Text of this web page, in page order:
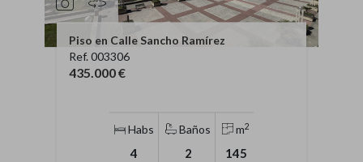
Piso en Calle Sancho Ramírez
Ref. 003306
435.000 €
Habs
4
Baños
2
m2
145